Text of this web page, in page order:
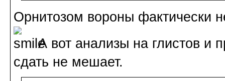
Орнитозом вороны фактически
А вот анализы на глистов и
сдать не мешает.